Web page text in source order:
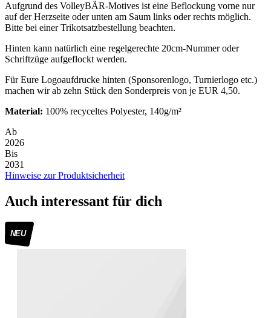
Aufgrund des VolleyBÄR-Motives ist eine Beflockung vorne nur
auf der Herzseite oder unten am Saum links oder rechts möglich.
Bitte bei einer Trikotsatzbestellung beachten.
Hinten kann natürlich eine regelgerechte 20cm-Nummer oder
Schriftzüge aufgeflockt werden.
Für Eure Logoaufdrucke hinten (Sponsorenlogo, Turnierlogo etc.)
machen wir ab zehn Stück den Sonderpreis von je EUR 4,50.
Material: 100% recyceltes Polyester, 140g/m²
Ab
2026
Bis
2031
Hinweise zur Produktsicherheit
Auch interessant für dich
NEU